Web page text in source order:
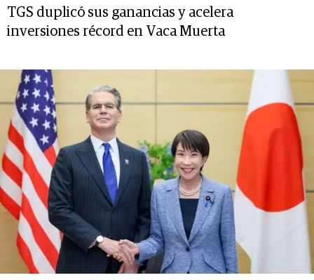
TGS duplicó sus ganancias y acelera
inversiones récord en Vaca Muerta